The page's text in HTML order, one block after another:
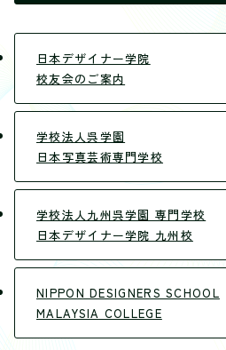
日本デザイナー学院
校友会のご案内
学校法人呉学園
日本写真芸術専門学校
学校法人九州呉学園 専門学校
日本デザイナー学院 九州校
NIPPON DESIGNERS SCHOOL
MALAYSIA COLLEGE